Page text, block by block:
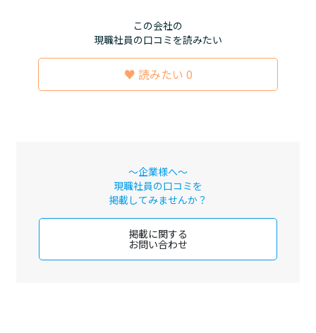
この会社の
現職社員の口コミを読みたい
♥ 読みたい 0
～企業様へ～
現職社員の口コミを
掲載してみませんか？
掲載に関する
お問い合わせ